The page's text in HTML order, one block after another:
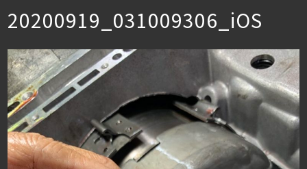
20200919_031009306_iOS